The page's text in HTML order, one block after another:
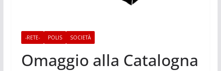
-RETE- POLIS SOCIETÀ
Omaggio alla Catalogna